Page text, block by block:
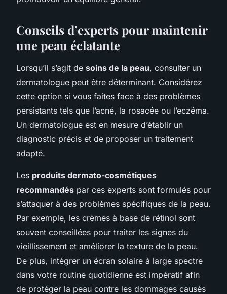
Conseils d’experts pour maintenir
une peau éclatante
Lorsqu’il s’agit de soins de la peau, consulter un
dermatologue peut être déterminant. Considérez
cette option si vous faites face à des problèmes
persistants tels que l’acné, la rosacée ou l’eczéma.
Un dermatologue est en mesure d’établir un
diagnostic précis et de proposer un traitement
adapté.
Les produits dermato-cosmétiques
recommandés par ces experts sont formulés pour
s’attaquer à des problèmes spécifiques de la peau.
Par exemple, les crèmes à base de rétinol sont
souvent conseillées pour traiter les signes du
vieillissement et améliorer la texture de la peau.
De plus, intégrer un écran solaire à large spectre
dans votre routine quotidienne est impératif afin
de protéger la peau contre les dommages causés